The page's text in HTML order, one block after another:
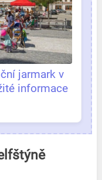
jarmark v
informace